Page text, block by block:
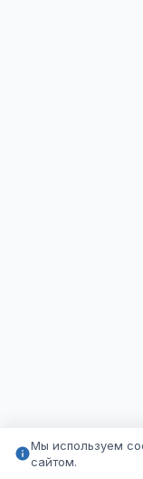
Мы используем
сайтом.